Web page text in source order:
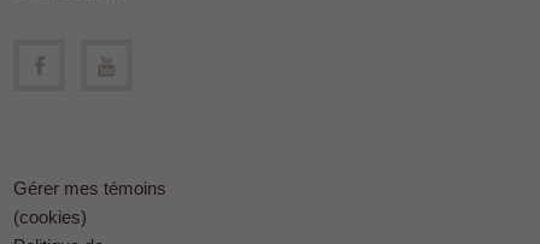
Gérer mes témoins
(cookies)